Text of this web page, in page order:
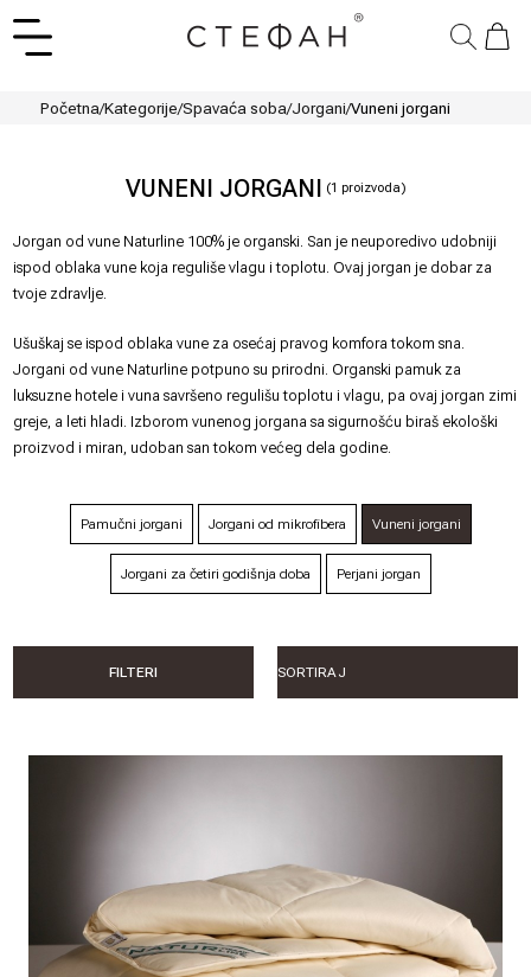
Početna/Kategorije/Spavaća soba/Jorgani/Vuneni jorgani
VUNENI JORGANI (1 proizvoda)
Jorgan od vune Naturline 100% je organski. San je neuporedivo udobniji
ispod oblaka vune koja reguliše vlagu i toplotu. Ovaj jorgan je dobar za
tvoje zdravlje.
Ušuškaj se ispod oblaka vune za osećaj pravog komfora tokom sna.
Jorgani od vune Naturline potpuno su prirodni. Organski pamuk za
luksuzne hotele i vuna savršeno regulišu toplotu i vlagu, pa ovaj jorgan zimi
greje, a leti hladi. Izborom vunenog jorgana sa sigurnošću biraš ekološki
proizvod i miran, udoban san tokom većeg dela godine.
Pamučni jorgani Jorgani od mikrofibera Vuneni jorgani
Jorgani za četiri godišnja doba Perjani jorgan
FILTERI